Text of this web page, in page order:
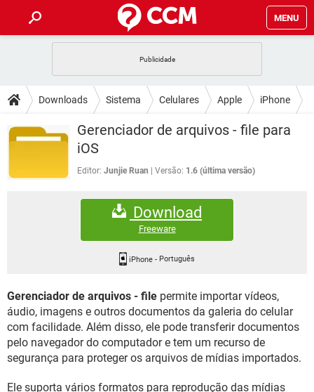
MENU
CELULAR FACEBOOK
OUTLOOK EXCEL
GUIA DE COMPRAS
DICAS
JOGOS WHATSAPP
CELULAR FACEBOOK
DOWNLOADS
CELULAR FACEBOOK
EXCEL
GMAIL
FACEBOOK
EXCEL
GMAIL
WHATSAPP
INSTAGRAM GMAIL
GUIA DE COMPRAS
Downloads Sistema Celulares Apple iPhone
Gerenciador de arquivos - file para
iOS
Editor: Junjie Ruan Versão: 1.6 (última versão)
Download
Freeware
iPhone- Português
Gerenciador de arquivos - file permite importar vídeos,
áudio, imagens e outros documentos da galeria do celular
com facilidade. Além disso, ele pode transferir documentos
pelo navegador do computador e tem um recurso de
segurança para proteger os arquivos de mídias importados.
Ele suporta vários formatos para reprodução das mídias